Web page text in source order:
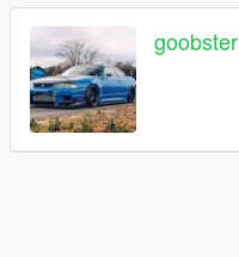
goobster